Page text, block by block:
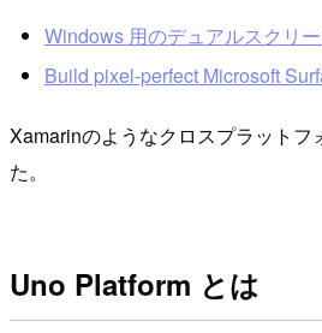
Windows 用のデュアルスクリ
Build pixel-perfect Microsoft
Xamarinのようなクロスプラット
た。
Uno Platform とは